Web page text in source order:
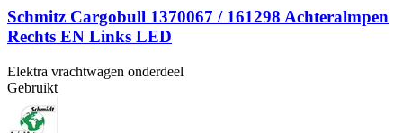
Schmitz Cargobull 1370067 / 161298 Achteralmpen
Rechts EN Links LED
Elektra vrachtwagen onderdeel
Gebruikt